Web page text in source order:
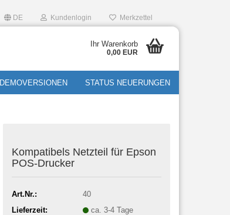
DE Kundenlogin Merkzettel
Ihr Warenkorb
0,00 EUR
DEMOVERSIONEN STATUS NEUERUNGEN
Kom­pa­ti­bels Netz­teil für Epson
POS-​Drucker
Art.Nr.:
40
Lieferzeit:
ca. 3-4 Tage